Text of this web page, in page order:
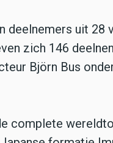
deelnemers uit
zich 146
Björn Bus
complete